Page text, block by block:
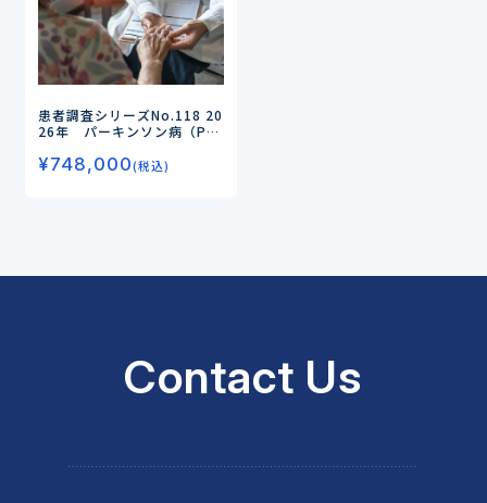
患者調査シリーズNo.118 20
26年 パーキンソン病（P
法・持続皮下注療法の実態、
iPS細胞療法に対する患者の
¥748,000(税込)
Contact Us